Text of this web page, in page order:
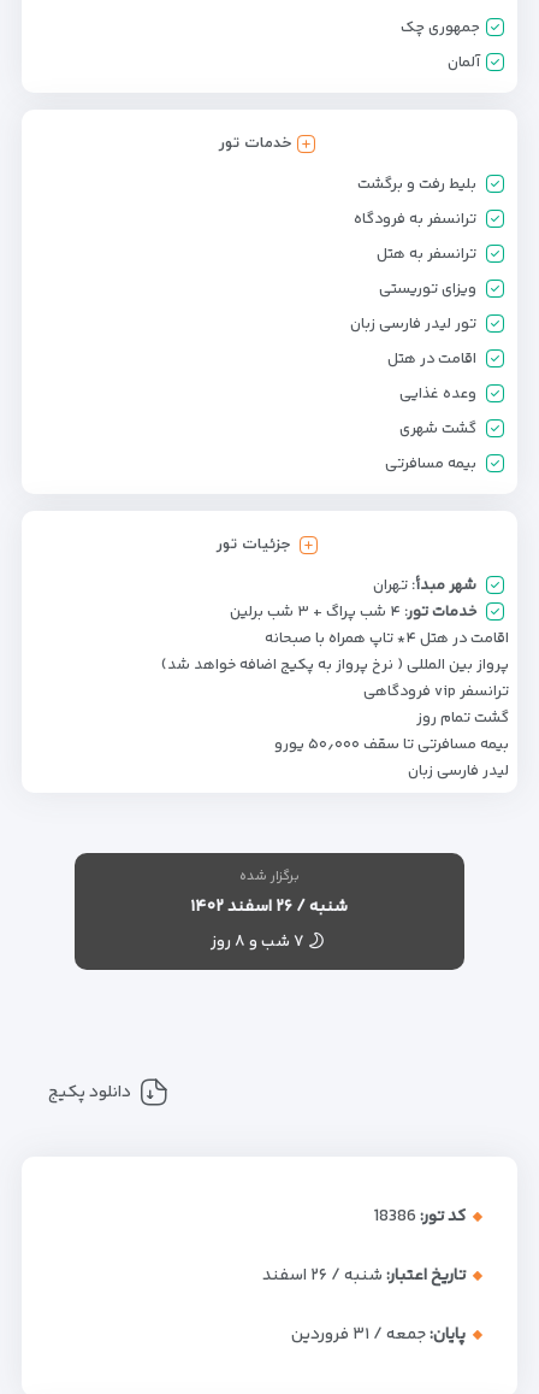
جمهوری چک
آلمان
خدمات تور
بلیط رفت و برگشت
ترانسفر به فرودگاه
ترانسفر به هتل
ویزای توریستی
تور لیدر فارسی زبان
اقامت در هتل
وعده غذایی
گشت شهری
بیمه مسافرتی
جزئیات تور
شهر مبدأ: تهران
خدمات تور: ۴ شب پراگ + ۳ شب برلین
اقامت در هتل ۴* تاپ همراه با صبحانه
پرواز بین المللی ( نرخ پرواز به پکیج اضافه خواهد شد)
ترانسفر vip فرودگاهی
گشت تمام روز
بیمه مسافرتی تا سقف ۵۰٫۰۰۰ یورو
لیدر فارسی زبان
برگزار شده
شنبه / ۲۶ اسفند ۱۴۰۲
۷ شب و ۸ روز
دانلود پکیج
کد تور:18386
تاریخ اعتبار:شنبه / ۲۶ اسفند
پایان:جمعه / ۳۱ فروردین